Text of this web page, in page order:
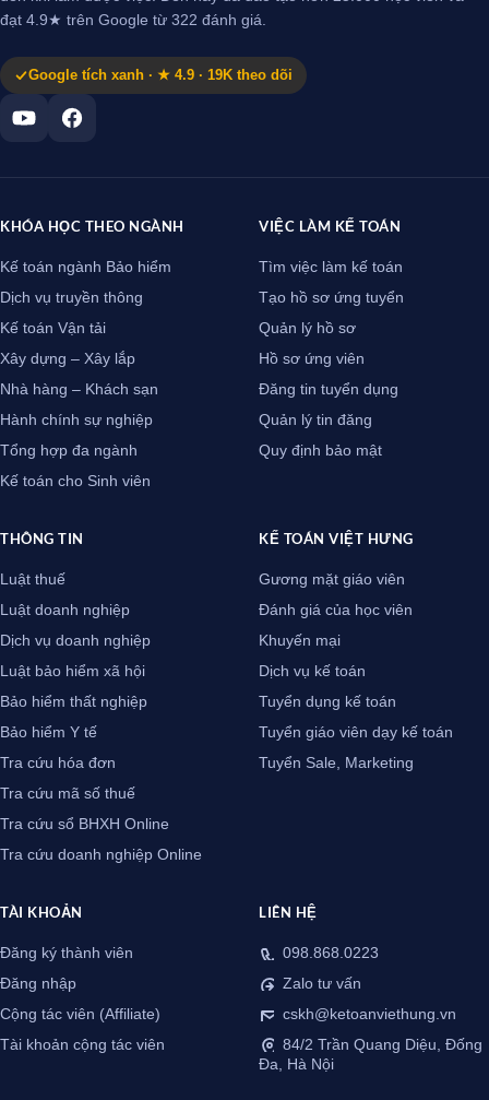
đạt 4.9★ trên Google từ 322 đánh giá.
Google tích xanh · ★ 4.9 · 19K theo dõi
KHÓA HỌC THEO NGÀNH
Kế toán ngành Bảo hiểm
Dịch vụ truyền thông
Kế toán Vận tải
Xây dựng – Xây lắp
Nhà hàng – Khách sạn
Hành chính sự nghiệp
Tổng hợp đa ngành
Kế toán cho Sinh viên
VIỆC LÀM KẾ TOÁN
Tìm việc làm kế toán
Tạo hồ sơ ứng tuyển
Quản lý hồ sơ
Hồ sơ ứng viên
Đăng tin tuyển dụng
Quản lý tin đăng
Quy định bảo mật
THÔNG TIN
Luật thuế
Luật doanh nghiệp
Dịch vụ doanh nghiệp
Luật bảo hiểm xã hội
Bảo hiểm thất nghiệp
Bảo hiểm Y tế
Tra cứu hóa đơn
Tra cứu mã số thuế
Tra cứu sổ BHXH Online
Tra cứu doanh nghiệp Online
KẾ TOÁN VIỆT HƯNG
Gương mặt giáo viên
Đánh giá của học viên
Khuyến mại
Dịch vụ kế toán
Tuyển dụng kế toán
Tuyển giáo viên dạy kế toán
Tuyển Sale, Marketing
TÀI KHOẢN
Đăng ký thành viên
Đăng nhập
Cộng tác viên (Affiliate)
Tài khoản cộng tác viên
LIÊN HỆ
098.868.0223
Zalo tư vấn
cskh@ketoanviethung.vn
84/2 Trần Quang Diệu, Đống
Đa, Hà Nội